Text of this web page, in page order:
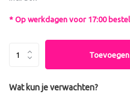
* Op werkdagen voor 17:00
Wat kun je verwachten?